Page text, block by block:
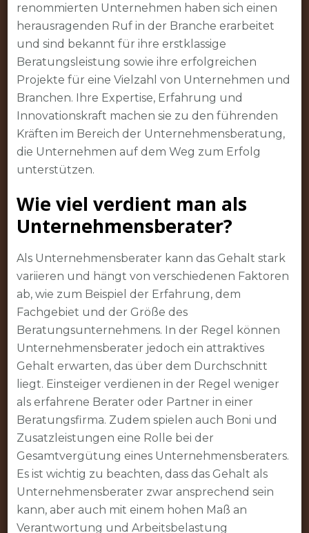
renommierten Unternehmen haben sich einen
herausragenden Ruf in der Branche erarbeitet
und sind bekannt für ihre erstklassige
Beratungsleistung sowie ihre erfolgreichen
Projekte für eine Vielzahl von Unternehmen und
Branchen. Ihre Expertise, Erfahrung und
Innovationskraft machen sie zu den führenden
Kräften im Bereich der Unternehmensberatung,
die Unternehmen auf dem Weg zum Erfolg
unterstützen.
Wie viel verdient man als
Unternehmensberater?
Als Unternehmensberater kann das Gehalt stark
variieren und hängt von verschiedenen Faktoren
ab, wie zum Beispiel der Erfahrung, dem
Fachgebiet und der Größe des
Beratungsunternehmens. In der Regel können
Unternehmensberater jedoch ein attraktives
Gehalt erwarten, das über dem Durchschnitt
liegt. Einsteiger verdienen in der Regel weniger
als erfahrene Berater oder Partner in einer
Beratungsfirma. Zudem spielen auch Boni und
Zusatzleistungen eine Rolle bei der
Gesamtvergütung eines Unternehmensberaters.
Es ist wichtig zu beachten, dass das Gehalt als
Unternehmensberater zwar ansprechend sein
kann, aber auch mit einem hohen Maß an
Verantwortung und Arbeitsbelastung